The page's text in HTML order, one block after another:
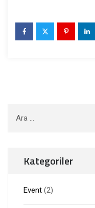
Kategoriler
Event (2)